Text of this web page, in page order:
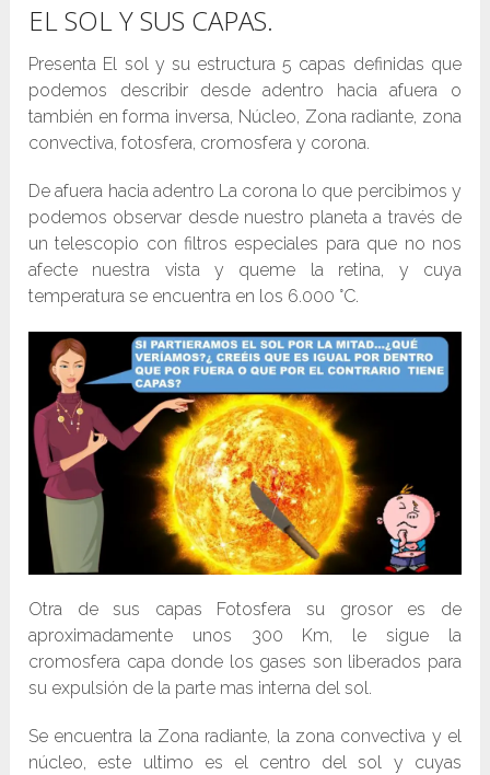
EL SOL Y SUS CAPAS.
Presenta El sol y su estructura 5 capas definidas que
podemos describir desde adentro hacia afuera o
también en forma inversa, Núcleo, Zona radiante, zona
convectiva, fotosfera, cromosfera y corona.
De afuera hacia adentro La corona lo que percibimos y
podemos observar desde nuestro planeta a través de
un telescopio con filtros especiales para que no nos
afecte nuestra vista y queme la retina, y cuya
temperatura se encuentra en los 6.000 °C.
Otra de sus capas Fotosfera su grosor es de
aproximadamente unos 300 Km, le sigue la
cromosfera capa donde los gases son liberados para
su expulsión de la parte mas interna del sol.
Se encuentra la Zona radiante, la zona convectiva y el
núcleo, este ultimo es el centro del sol y cuyas